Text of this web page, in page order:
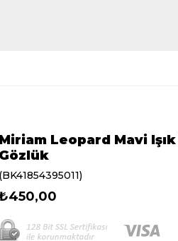
Miriam Leopard Mavi
Gözlük
(BK41854395011)